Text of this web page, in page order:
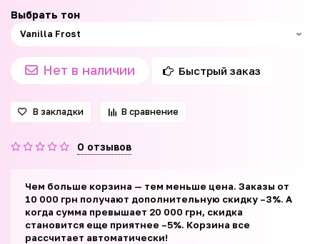
Выбрать тон
Нет в наличии Быстрый заказ
В закладки В сравнение
0 отзывов
Чем больше корзина — тем меньше цена. Заказы от
10 000 грн получают дополнительную скидку –3%. А
когда сумма превышает 20 000 грн, скидка
становится еще приятнее –5%. Корзина все
рассчитает автоматически!